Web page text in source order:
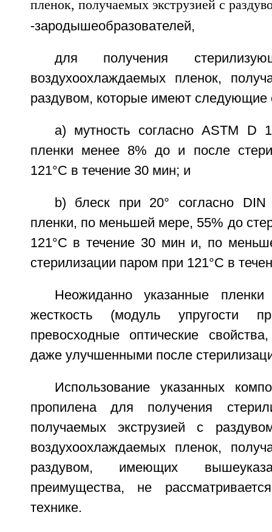
-зародышеобразователей,
для получения
воздухоохлаждаемых пленок,
раздувом, которые имеют следующие
а) мутность согласно ASTM D
пленки менее 8% до и после
121°C в течение 30 мин; и
b) блеск при 20° согласно
пленки, по меньшей мере, 55% до
121°C в течение 30 мин и, по
стерилизации паром при 121°C в
Неожиданно указанные
жесткость (модуль упругости
превосходные оптические
даже улучшенными после
Использование указанных
пропилена для получения
получаемых экструзией с
воздухоохлаждаемых пленок,
раздувом, имеющих
преимущества, не
технике.